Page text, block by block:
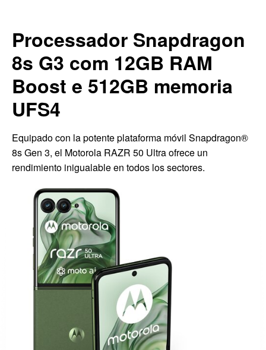
Processador Snapdragon
8s G3 com 12GB RAM
Boost e 512GB memoria
UFS4
Equipado con la potente plataforma móvil Snapdragon®
8s Gen 3, el Motorola RAZR 50 Ultra ofrece un
rendimiento inigualable en todos los sectores.